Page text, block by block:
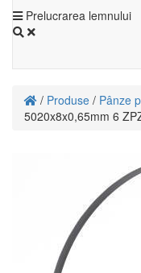
Prelucrarea lemnului
/ Produse / Pânze
5020x8x0,65mm 6